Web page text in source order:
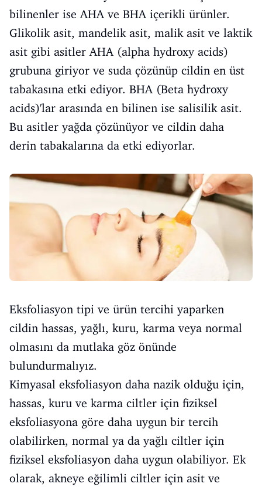
bilinenler ise AHA ve BHA içerikli ürünler.
Glikolik asit, mandelik asit, malik asit ve laktik
asit gibi asitler AHA (alpha hydroxy acids)
grubuna giriyor ve suda çözünüp cildin en üst
tabakasına etki ediyor. BHA (Beta hydroxy
acids)'lar arasında en bilinen ise salisilik asit.
Bu asitler yağda çözünüyor ve cildin daha
derin tabakalarına da etki ediyorlar.
Eksfoliasyon tipi ve ürün tercihi yaparken
cildin hassas, yağlı, kuru, karma veya normal
olmasını da mutlaka göz önünde
bulundurmalıyız.
Kimyasal eksfoliasyon daha nazik olduğu için,
hassas, kuru ve karma ciltler için fiziksel
eksfoliasyona göre daha uygun bir tercih
olabilirken, normal ya da yağlı ciltler için
fiziksel eksfoliasyon daha uygun olabiliyor. Ek
olarak, akneye eğilimli ciltler için asit ve